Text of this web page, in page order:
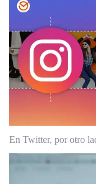
En Twitter, por otro